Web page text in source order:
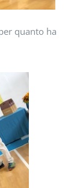
quanto ha